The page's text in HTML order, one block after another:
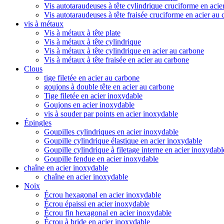
Vis autotaraudeuses à tête cylindrique cruciforme en
Vis autotaraudeuses à tête fraisée cruciforme en acier au
vis à métaux
Vis à métaux à tête plate
Vis à métaux à tête cylindrique
Vis à métaux à tête cylindrique en acier au carbone
Vis à métaux à tête fraisée en acier au carbone
Clous
tige filetée en acier au carbone
goujons à double tête en acier au carbone
Tige filetée en acier inoxydable
Goujons en acier inoxydable
vis à souder par points en acier inoxydable
Épingles
Goupilles cylindriques en acier inoxydable
Goupille cylindrique élastique en acier inoxydable
Goupille cylindrique à filetage interne en acier
Goupille fendue en acier inoxydable
chaîne en acier inoxydable
chaîne en acier inoxydable
Noix
Écrou hexagonal en acier inoxydable
Écrou épaissi en acier inoxydable
Écrou fin hexagonal en acier inoxydable
Écrou à bride en acier inoxydable